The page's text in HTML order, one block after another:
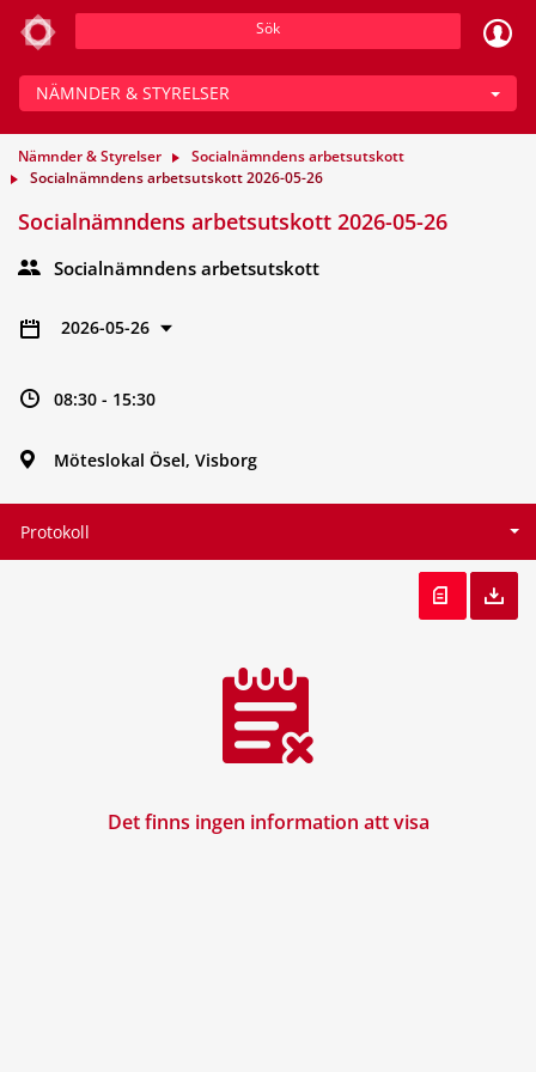
Sök
NÄMNDER & STYRELSER
Nämnder & Styrelser
Socialnämndens arbetsutskott
Socialnämndens arbetsutskott 2026-05-26
Socialnämndens arbetsutskott 2026-05-26
Socialnämndens arbetsutskott
2026-05-26
08:30 - 15:30
Möteslokal Ösel, Visborg
Protokoll
Det finns ingen information att visa